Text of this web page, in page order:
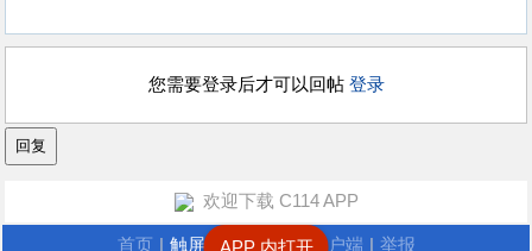
您需要登录后才可以回帖 登录
APP 内打开
欢迎下载 C114 APP
首页 触屏版 | 电脑版 | 客户端 举报